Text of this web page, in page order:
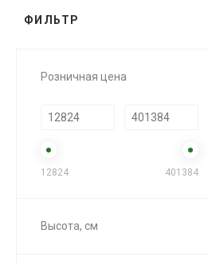
ФИЛЬТР
Розничная цена
12824 401384
Высота, см